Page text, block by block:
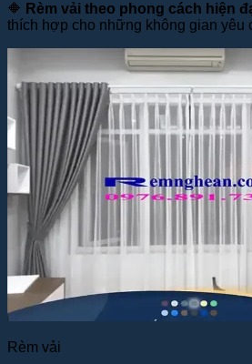
🔶 Rèm vải theo phong cách hiện
thích hợp cho những không gian yêu
Rèm vải